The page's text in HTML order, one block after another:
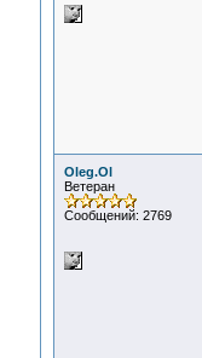
Oleg.Ol
Ветеран
Сообщений: 2769